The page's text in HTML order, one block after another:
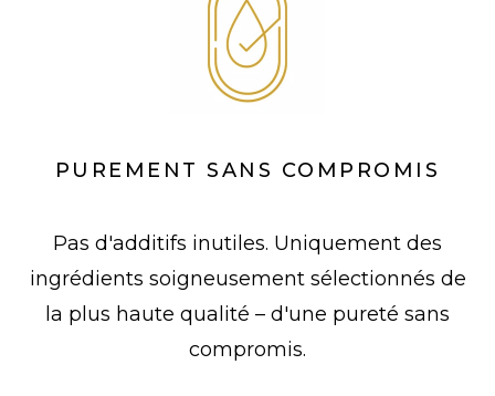
PUREMENT SANS COMPROMIS
Pas d'additifs inutiles. Uniquement des
ingrédients soigneusement sélectionnés de
la plus haute qualité – d'une pureté sans
compromis.